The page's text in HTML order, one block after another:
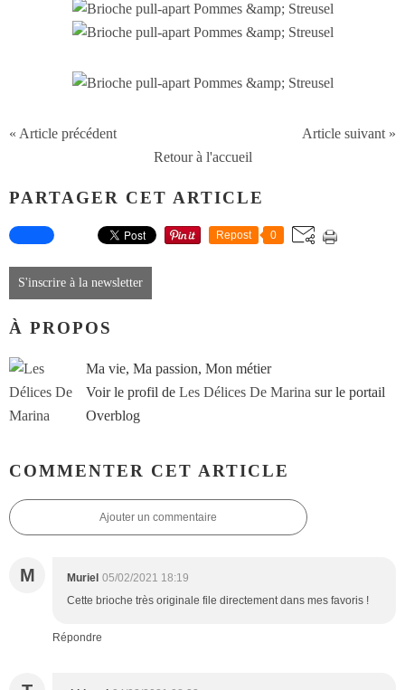
« Article précédent
Article suivant »
Retour à l'accueil
PARTAGER CET ARTICLE
Repost 0
S'inscrire à la newsletter
À PROPOS
Ma vie, Ma passion, Mon métier
Voir le profil de Les Délices De Marina sur le portail
Overblog
COMMENTER CET ARTICLE
Ajouter un commentaire
M Muriel 05/02/2021 18:19
Cette brioche très originale file directement dans mes favoris !
Répondre